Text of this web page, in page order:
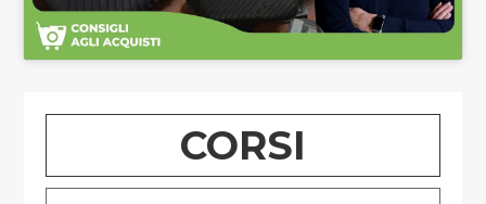
CORSI